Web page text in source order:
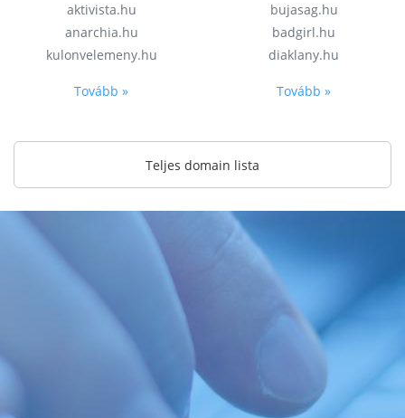
aktivista.hu
anarchia.hu
kulonvelemeny.hu
Tovább »
bujasag.hu
badgirl.hu
diaklany.hu
Tovább »
Teljes domain lista